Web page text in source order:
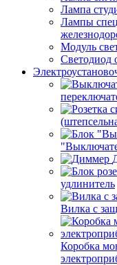
Лампа
Лампы
Модуль
Светодиод
удлинитель
Вилка с
Коробка